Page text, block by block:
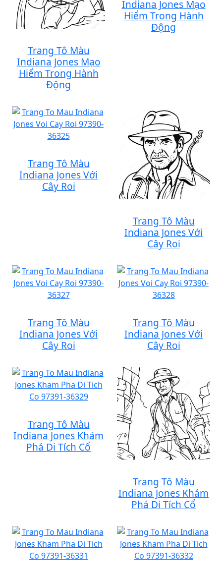
Trang Tô Màu
Indiana Jones Mạo
Hiểm Trong Hành
Động
Indiana Jones Mạo
Hiểm Trong Hành
Động
Trang Tô Màu
Indiana Jones Với
Cây Roi
Trang Tô Màu
Indiana Jones Với
Cây Roi
Trang Tô Màu
Indiana Jones Với
Cây Roi
Trang Tô Màu
Indiana Jones Với
Cây Roi
Trang Tô Màu
Indiana Jones Khám
Phá Di Tích Cổ
Trang Tô Màu
Indiana Jones Khám
Phá Di Tích Cổ